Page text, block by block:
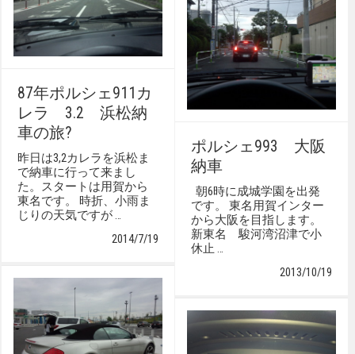
87年ポルシェ911カ
レラ 3.2 浜松納
車の旅?
昨日は3,2カレラを浜松ま
で納車に行って来まし
た。スタートは用賀から
東名です。 時折、小雨ま
じりの天気ですが …
2014/7/19
ポルシェ993 大阪
納車
朝6時に成城学園を出発
です。 東名用賀インター
から大阪を目指します。
新東名 駿河湾沼津で小
休止 …
2013/10/19